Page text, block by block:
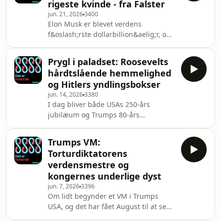
Midt i elendigheden opstår en
voldelig bevægelse, der går til angreb
på tidens nye maskiner. August
fortæller historien om en ekstremt
populær britisk premierminister, der
med én skæbnesvan
rigeste kvinde - fra Falster
jun. 21, 20263400
Elon Musk er blevet verdens
f&oslash;rste dollarbillion&aelig;r, og
Cecil Rhodes. Midt i Sydafrikas
diamantfeber opbygger han en
ufattelig formue, og snart f&aring;r
han magt til at forme et helt samfund
efter sine egne id&eacute;er om
raceadskillelse. Peter fort&aelig;ller
den oversete historie om en dansk
dronning, der i
Prygl i paladset: Roosevelts
hårdtslående hemmelighed
og Hitlers yndlingsbokser
jun. 14, 20263380
I dag bliver både USAs 250-års
jubilæum og Trumps 80-års
Peter til at dykke ned i historien om
en anden amerikansk præsident,
Theodore Roosevelt, der også har
brugt Det Hvide Hus som scene for
vilde slåskampe. Men i modsætning
til Trump tager Roosevelt i al
hemmelighed boksehandskerne på,
og en dag går det fuldstændig galt.
Trumps VM:
Torturdiktatorens
verdensmestre og
kongernes underlige dyst
jun. 7, 20263396
Om lidt begynder et VM i Trumps
USA, og det har fået August til at se